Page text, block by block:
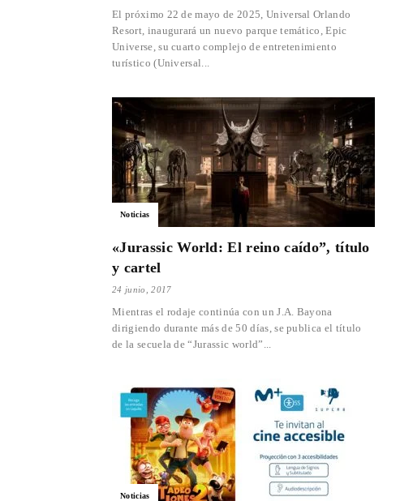
El próximo 22 de mayo de 2025, Universal Orlando
Resort, inaugurará un nuevo parque temático, Epic
Universe, su cuarto complejo de entretenimiento
turístico (Universal...
Noticias
«Jurassic World: El reino caído”, título
y cartel
24 junio, 2017
Mientras el rodaje continúa con un J.A. Bayona
dirigiendo durante más de 50 días, se publica el título
de la secuela de “Jurassic world”...
Noticias